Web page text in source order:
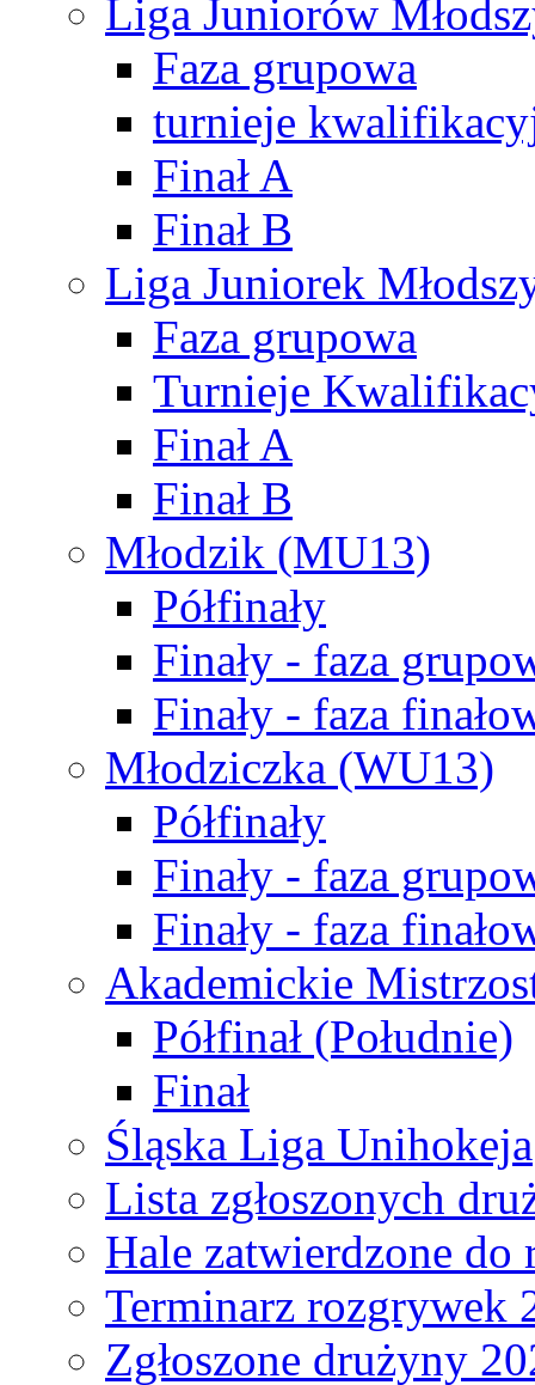
Liga Juniorów
Faza grupowa
turnieje
Finał A
Finał B
Liga Juniorek
Faza grupowa
Turnieje
Finał A
Finał B
Młodzik (MU13)
Półfinały
Finały - faza
Finały - faza
Młodziczka (WU13)
Półfinały
Finały - faza
Finały - faza
Akademickie
Półfinał (Południe)
Finał
Śląska Liga Unihokeja
Lista zgłoszonych
Hale zatwierdzone do
Terminarz rozgrywek
Zgłoszone drużyny